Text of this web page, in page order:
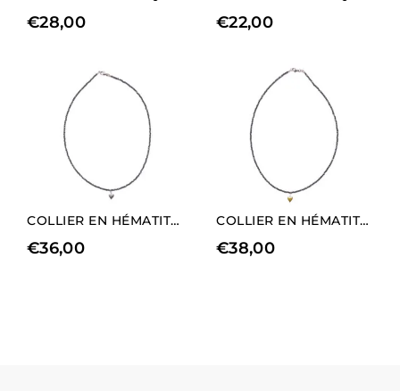
€28,00 €22,00
COLLIER EN HÉMATITE NATURELLE AVEC CHARM EN FORME DE CŒUR (LONGUEUR COURTE)
€36,00
COLLIER EN HÉMATITE NATURELLE AVEC CHARM EN FORME DE CŒUR (LONGUEUR COURTE)
€38,00